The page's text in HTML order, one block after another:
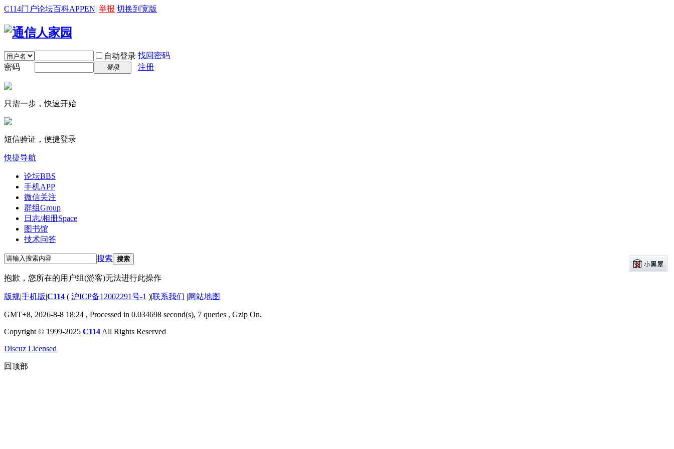
C114门户论坛百科APPEN| 举报 切换到宽版
自动登录 找回密码
密码
登录 注册
只需一步，快速开始
短信验证，便捷登录
快捷导航
论坛BBS
手机APP
微信关注
群组Group
日志/相册Space
图书馆
技术问答
搜索 搜索
抱歉，您所在的用户组(游客)无法进行此操作
版规|手机版|C114 ( 沪ICP备12002291号-1 )|联系我们 |网站地图
GMT+8, 2026-8-8 18:24 , Processed in 0.034698 second(s), 7 queries , Gzip On.
Copyright © 1999-2025 C114 All Rights Reserved
Discuz Licensed
回顶部